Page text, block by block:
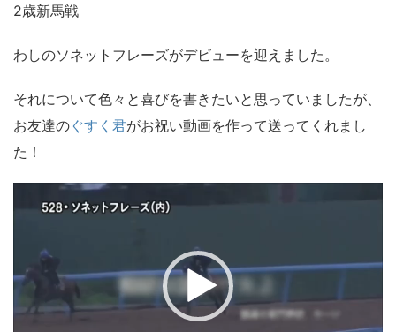
2歳新馬戦
わしのソネットフレーズがデビューを迎えました。
それについて色々と喜びを書きたいと思っていましたが、
お友達のぐすく君がお祝い動画を作って送ってくれまし
た！
画
ー
ヤ
ー